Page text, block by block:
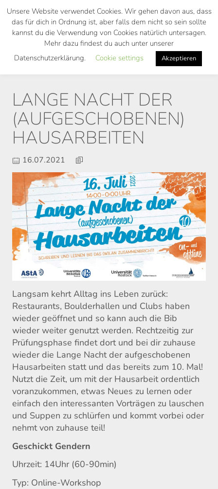
Skip
main
LANGE NACHT DER
(AUFGESCHOBENEN)
HAUSARBEITEN
16.07.2021
Langsam kehrt Alltag ins Leben zurück:
Restaurants, Boulderhallen und Clubs haben
wieder geöffnet und so kann auch die Bib
wieder weiter genutzt werden. Rechtzeitig zur
Prüfungsphase findet dort und bei dir zuhause
wieder die Lange Nacht der aufgeschobenen
Hausarbeiten statt und das bereits zum 10. Mal!
Nutzt die Zeit, um mit der Hausarbeit ordentlich
voranzukommen, etwas Neues zu lernen oder
einfach den interessanten Vorträgen zu lauschen
und Suppen zu schlürfen und kommt vorbei oder
nehmt von zuhause teil!
Geschickt Gendern
Uhrzeit: 14Uhr (60-90min)
Typ: Online-Workshop
Unsere Website verwendet Cookies. Wir gehen davon aus, dass
das für dich in Ordnung ist, aber falls dem nicht so sein sollte
kannst du die Verwendung von Cookies natürlich untersagen.
Mehr dazu findest du auch unter unserer
Datenschutzerklärung.
Cookie settings Akzeptieren